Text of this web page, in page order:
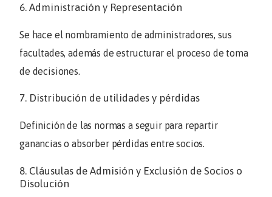
6. Administración y Representación
Se hace el nombramiento de administradores, sus
facultades, además de estructurar el proceso de toma
de decisiones.
7. Distribución de utilidades y pérdidas
Definición de las normas a seguir para repartir
ganancias o absorber pérdidas entre socios.
8. Cláusulas de Admisión y Exclusión de Socios o
Disolución